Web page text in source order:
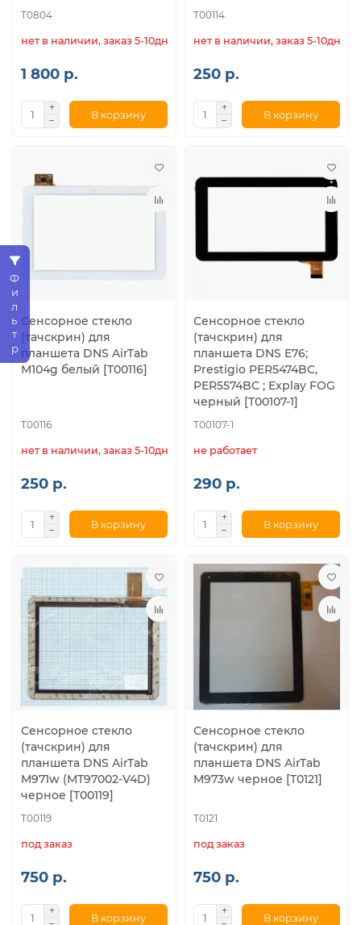
Фильтр
T0804
нет в наличии, заказ 5-10дн.
1 800 р.
В корзину
T00114
нет в наличии, заказ 5-10дн.
250 р.
В корзину
Сенсорное стекло
(тачскрин) для
планшета DNS AirTab
M104g белый [T00116]
T00116
нет в наличии, заказ 5-10дн.
250 р.
В корзину
Сенсорное стекло
(тачскрин) для
планшета DNS E76;
Prestigio PER5474BC,
PER5574BC ; Explay FOG
черный [T00107-1]
T00107-1
не работает
290 р.
В корзину
Сенсорное стекло
(тачскрин) для
планшета DNS AirTab
M971w (MT97002-V4D)
черное [T00119]
T00119
под заказ
750 р.
В корзину
Сенсорное стекло
(тачскрин) для
планшета DNS AirTab
M973w черное [T0121]
T0121
под заказ
750 р.
В корзину